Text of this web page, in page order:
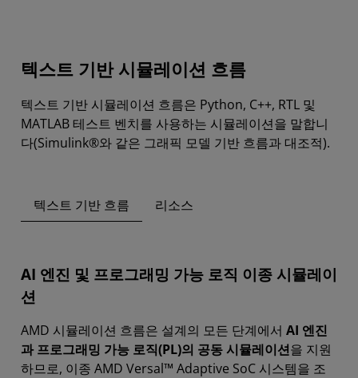
텍스트 기반 시뮬레이션 흐름
텍스트 기반 시뮬레이션 흐름은 Python, C++, RTL 및
MATLAB 테스트 벤치를 사용하는 시뮬레이션을 말합니
다(Simulink®와 같은 그래픽 모델 기반 흐름과 대조적).
텍스트 기반 흐름 리소스
AI 엔진 및 프로그래밍 가능 로직 이종 시뮬레이
션
AMD 시뮬레이션 흐름은 설계의 모든 단계에서 AI 엔진
과 프로그래밍 가능 로직(PL)의 공동 시뮬레이션을 지원
하므로, 이종 AMD Versal™ Adaptive SoC 시스템을 조